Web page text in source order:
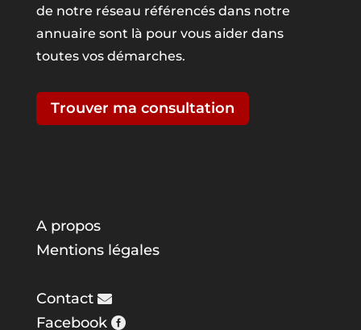
de notre réseau référencés dans notre
annuaire sont là pour vous aider dans
toutes vos démarches.
Trouver ma consultation
A propos
Mentions légales
Contact
Facebook